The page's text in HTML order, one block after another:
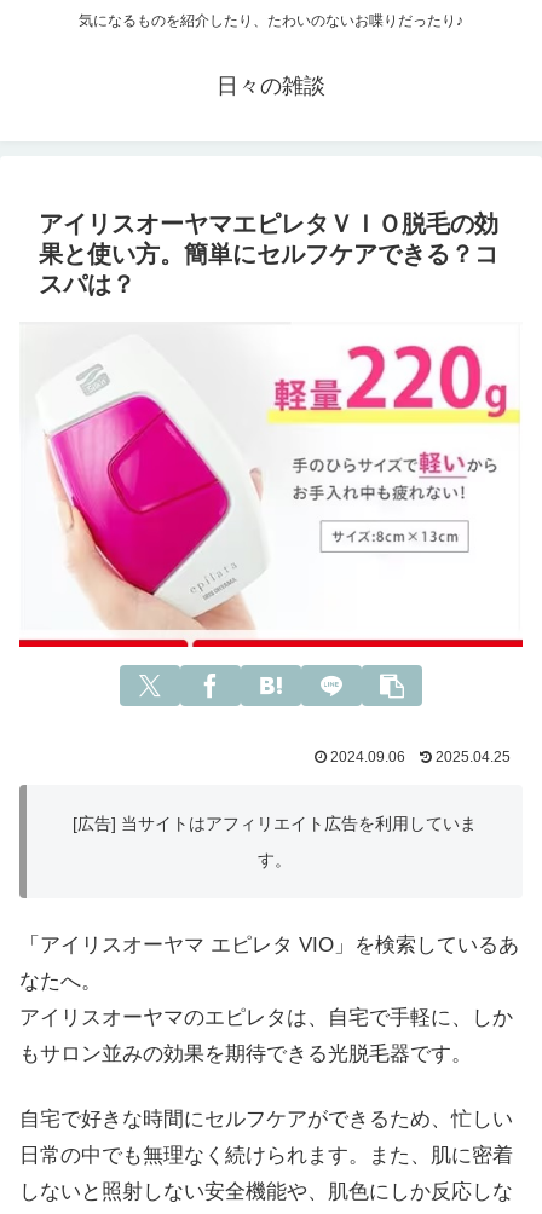
気になるものを紹介したり、たわいのないお喋りだったり♪
日々の雑談
アイリスオーヤマエピレタＶＩＯ脱毛の効
果と使い方。簡単にセルフケアできる？コ
スパは？
2024.09.06 2025.04.25
[広告] 当サイトはアフィリエイト広告を利用していま
す。
「アイリスオーヤマ エピレタ VIO」を検索しているあ
なたへ。
アイリスオーヤマのエピレタは、自宅で手軽に、しか
もサロン並みの効果を期待できる光脱毛器です。
自宅で好きな時間にセルフケアができるため、忙しい
日常の中でも無理なく続けられます。また、肌に密着
しないと照射しない安全機能や、肌色にしか反応しな